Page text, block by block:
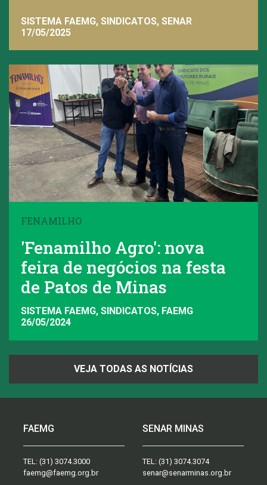
SISTEMA FAEMG, SINDICATOS, SENAR
17/05/2025
FENAMILHO
'Fenamilho Agro': nova
feira de negócios na festa
de Patos de Minas
SISTEMA FAEMG, SINDICATOS, FAEMG
26/05/2024
VEJA TODAS AS NOTÍCIAS
FAEMG
TEL: (31) 3074.3000
faemg@faemg.org.br
SENAR MINAS
TEL: (31) 3074.3074
senar@senarminas.org.br